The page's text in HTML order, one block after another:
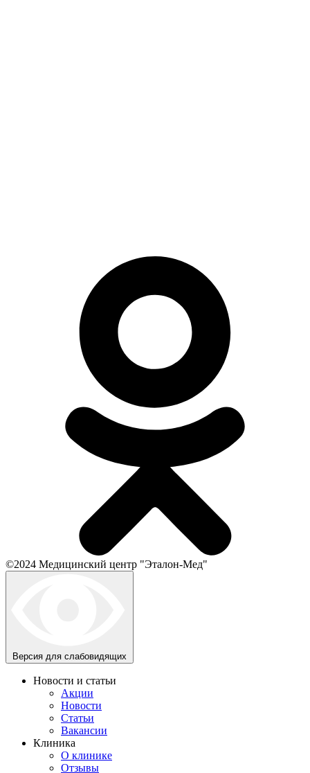
©2024 Медицинский центр "Эталон-Мед"
Версия для слабовидящих
Новости и статьи
Акции
Новости
Статьи
Вакансии
Клиника
О клинике
Отзывы